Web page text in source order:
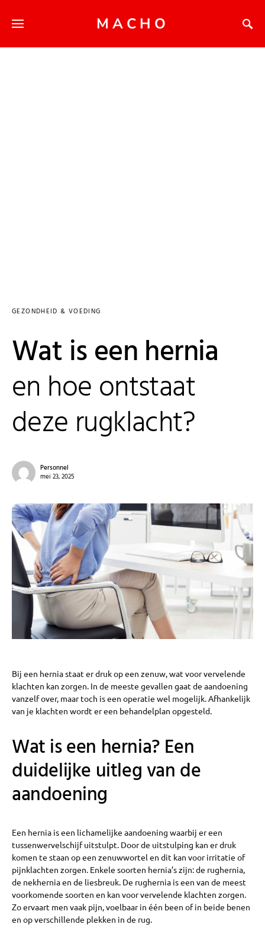
MACHO
GEZONDHEID & VOEDING
Wat is een hernia
en hoe ontstaat
deze rugklacht?
Personnel
mei 23, 2025
Bij een hernia staat er druk op een zenuw, wat voor vervelende
klachten kan zorgen. In de meeste gevallen gaat de aandoening
vanzelf over, maar toch is een operatie wel mogelijk. Afhankelijk
van je klachten wordt er een behandelplan opgesteld.
Wat is een hernia? Een
duidelijke uitleg van de
aandoening
Een hernia is een lichamelijke aandoening waarbij er een
tussenwervelschijf uitstulpt. Door de uitstulping kan er druk
komen te staan op een zenuwwortel en dit kan voor irritatie of
pijnklachten zorgen. Enkele soorten hernia’s zijn: de rughernia,
de nekhernia en de liesbreuk. De rughernia is een van de meest
voorkomende soorten en kan voor vervelende klachten zorgen.
Zo ervaart men vaak pijn, voelbaar in één been of in beide benen
en op verschillende plekken in de rug.